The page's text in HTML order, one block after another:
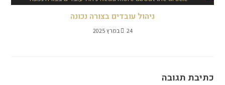
ניהול עובדים בצורה נכונה
24 במרץ 2025
כתיבת תגובה